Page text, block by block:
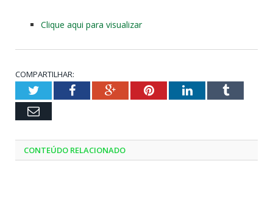
Clique aqui para visualizar
COMPARTILHAR:
TwitterFacebookGoogle+PinterestLinkedInTumblr
Email
CONTEÚDO RELACIONADO